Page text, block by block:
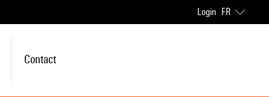
Login FR
Contact